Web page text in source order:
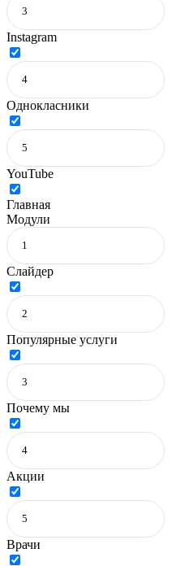
Instagram
Однокласники
YouTube
Главная
Модули
Слайдер
Популярные услуги
Почему мы
Акции
Врачи